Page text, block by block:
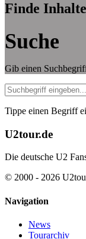
Finde
Suche
Gib einen
Suche
Tippe einen Begriff
U2tour.de
Die deutsche U2
© 2000 - 2026
Navigation
News
Tourarchiv